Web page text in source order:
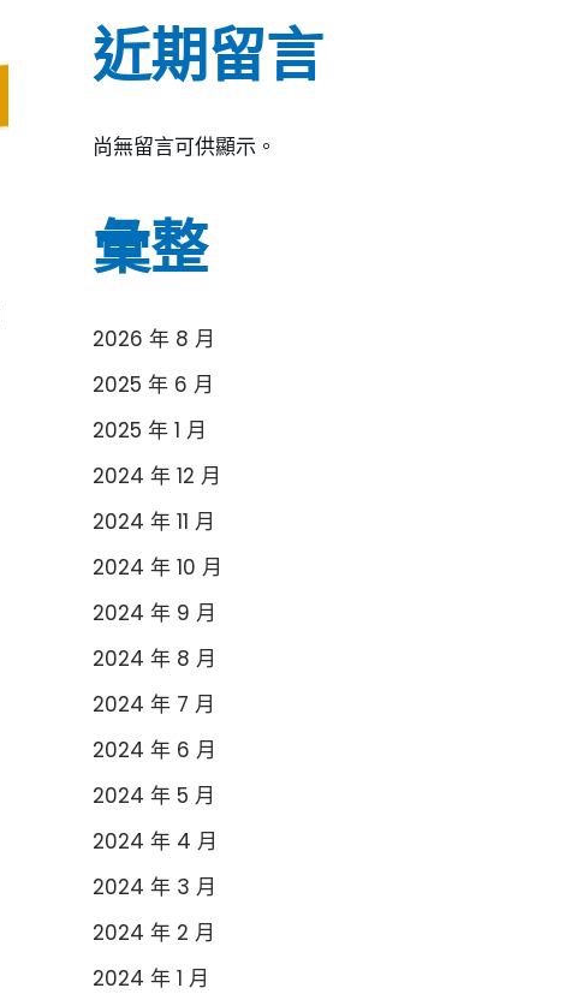
近期留言
尚無留言可供顯示。
彙整
2026 年 8 月
2025 年 6 月
2025 年 1 月
2024 年 12 月
2024 年 11 月
2024 年 10 月
2024 年 9 月
2024 年 8 月
2024 年 7 月
2024 年 6 月
2024 年 5 月
2024 年 4 月
2024 年 3 月
2024 年 2 月
2024 年 1 月